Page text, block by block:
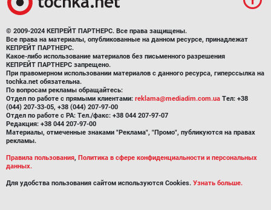
© 2009-2024 КЕПРЕЙТ ПАРТНЕРС. Все права защищены.
Все права на материалы, опубликованные на данном ресурсе, принадлежат
КЕПРЕЙТ ПАРТНЕРС.
Какое-либо использование материалов без письменного разрешения
КЕПРЕЙТ ПАРТНЕРС запрещено.
При правомерном использовании материалов с данного ресурса, гиперссылка на
tochka.net обязательна.
По вопросам рекламы обращайтесь:
Отдел по работе с прямыми клиентами: reklama@mediadim.com.ua Тел: +38
(044) 207-33-05, +38 (044) 207-97-00
Отдел по работе с РА: Тел./факс: +38 044 207-97-07
Редакция: +38 044 207-97-00
Материалы, отмеченные знаками "Реклама", "Промо", публикуются на правах
рекламы.
Правила пользования, Политика в сфере конфиденциальности и персональных
данных.
Для удобства пользования сайтом используются Cookies. Узнать больше.